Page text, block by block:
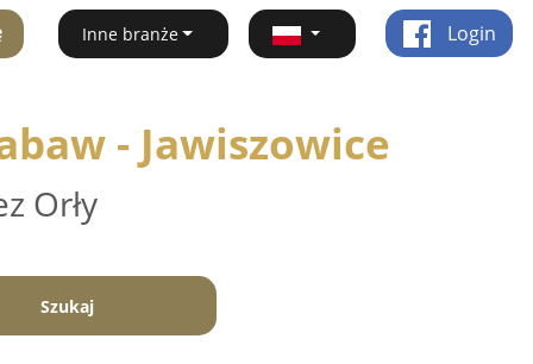
Inne branże Login
- Jawiszowice
Orły
Szukaj